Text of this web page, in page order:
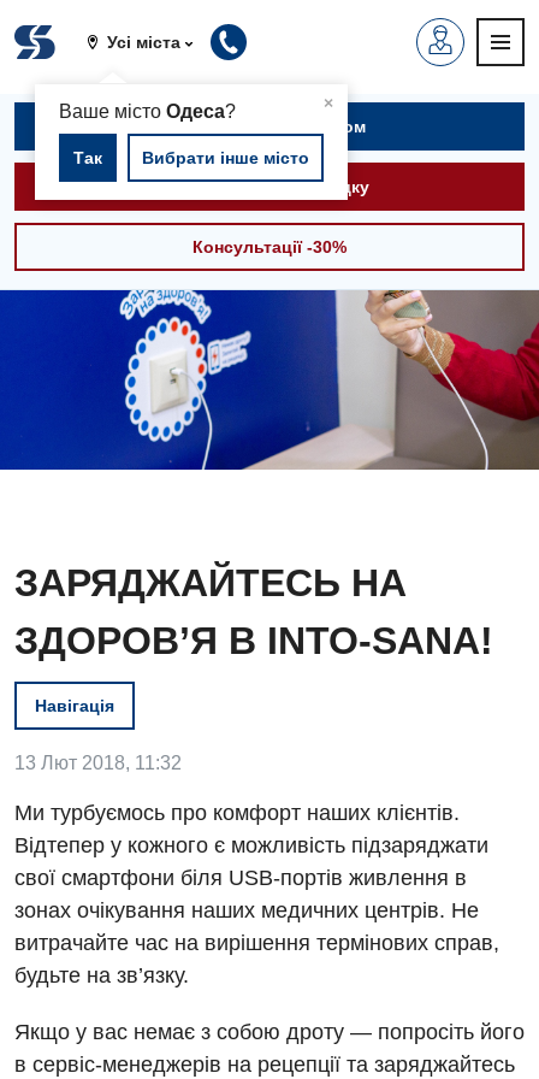
Усі міста
×
Ваше містоОдеса?
Так Вибрати інше місто
Вакансії
Інтернатура
Енциклопедія
Програма лояльності
Відгуки
Відео
Діагностика
Ангіографічні дослідження
Діагностичне відділення
Ендоскопічне відділення
Комп’ютерна томографія
Відділ госпіталізації
Відділення кардіосудинної патології та неврології
Відділення невідкладних станів
Гінекологічне відділення
Записатися на прийом
Викликати швидку
Консультації -30%
ЗАРЯДЖАЙТЕСЬ НА
ЗДОРОВ’Я В INTO-SANA!
Навігація
13 Лют 2018, 11:32
Ми турбуємось про комфорт наших клієнтів.
Відтепер у кожного є можливість підзаряджати
свої смартфони біля USB-портів живлення в
зонах очікування наших медичних центрів. Не
витрачайте час на вирішення термінових справ,
будьте на зв’язку.
Якщо у вас немає з собою дроту — попросіть його
в сервіс-менеджерів на рецепції та заряджайтесь